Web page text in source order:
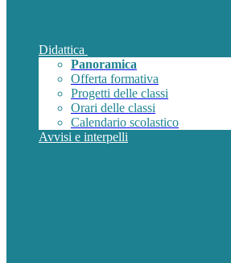
Didattica
Panoramica
Offerta formativa
Progetti delle classi
Orari delle classi
Calendario scolastico
Avvisi e interpelli